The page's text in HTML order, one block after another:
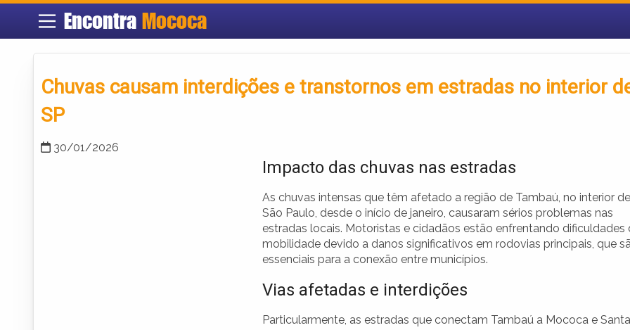
Encontra Mococa
Chuvas causam interdições e transtornos em estradas no interior
SP
30/01/2026
Impacto das chuvas nas estradas
As chuvas intensas que têm afetado a região de Tambaú, no interior de
São Paulo, desde o início de janeiro, causaram sérios problemas nas
estradas locais. Motoristas e cidadãos estão enfrentando dificuldades
mobilidade devido a danos significativos em rodovias principais, que
essenciais para a conexão entre municípios.
Vias afetadas e interdições
Particularmente, as estradas que conectam Tambaú a Mococa e Santa